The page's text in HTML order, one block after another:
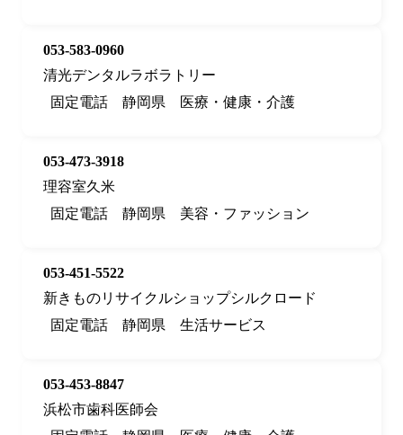
053-583-0960
清光デンタルラボラトリー
固定電話
静岡県 医療・健康・介護
053-473-3918
理容室久米
固定電話
静岡県 美容・ファッション
053-451-5522
新きものリサイクルショップシルクロード
固定電話
静岡県 生活サービス
053-453-8847
浜松市歯科医師会